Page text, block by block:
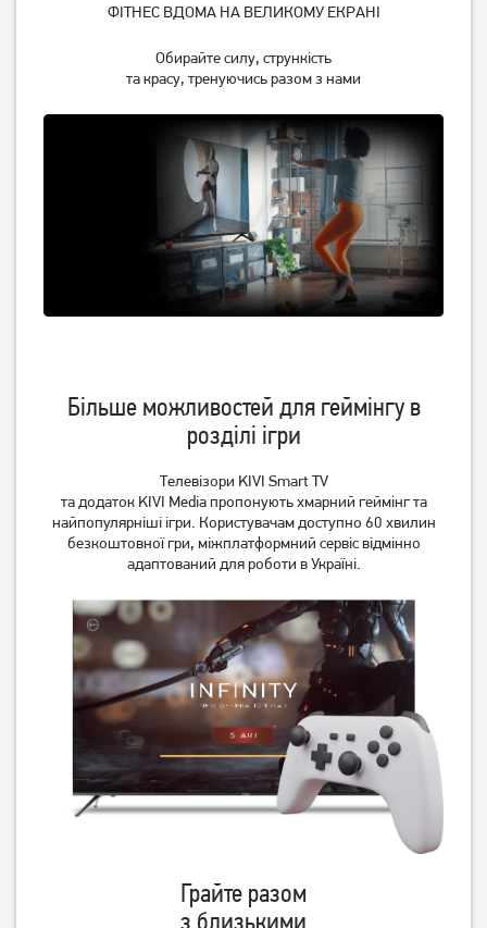
ФІТНЕС ВДОМА НА ВЕЛИКОМУ ЕКРАНІ
Обирайте силу, стрункість
та красу, тренуючись разом з нами
Більше можливостей для геймінгу в
розділі ігри
Телевізори KIVI Smart TV
та додаток KIVI Media пропонують хмарний геймінг та
найпопулярніші ігри. Користувачам доступно 60 хвилин
безкоштовної гри, міжплатформний сервіс відмінно
адаптований для роботи в Україні.
Грайте разом
з близькими